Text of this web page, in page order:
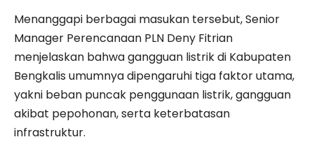
Menanggapi berbagai masukan tersebut, Senior
Manager Perencanaan PLN Deny Fitrian
menjelaskan bahwa gangguan listrik di Kabupaten
Bengkalis umumnya dipengaruhi tiga faktor utama,
yakni beban puncak penggunaan listrik, gangguan
akibat pepohonan, serta keterbatasan
infrastruktur.